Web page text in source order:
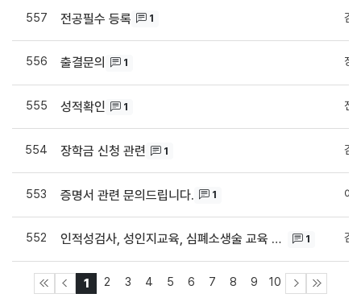
557 전공필수 등록 1 김
556 출결문의 1 장
555 성적확인 1 전
554 장학금 신청 관련 1 김
553 증명서 관련 문의드립니다. 1 이
552 인적성검사, 성인지교육, 심폐소생술 교육 관련 문의 1 김
1 2 3 4 5 6 7 8 9 10